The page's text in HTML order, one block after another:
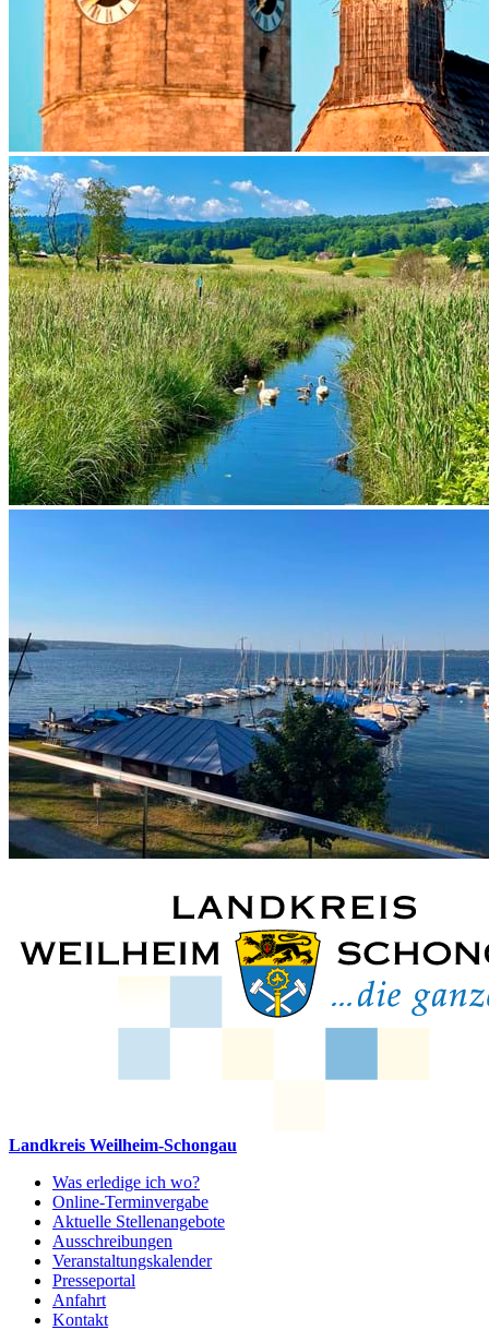
Landkreis Weilheim-Schongau
Was erledige ich wo?
Online-Terminvergabe
Aktuelle Stellenangebote
Ausschreibungen
Veranstaltungskalender
Presseportal
Anfahrt
Kontakt